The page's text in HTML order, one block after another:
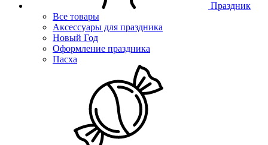
Праздник
Все товары
Аксессуары для праздника
Новый Год
Оформление праздника
Пасха